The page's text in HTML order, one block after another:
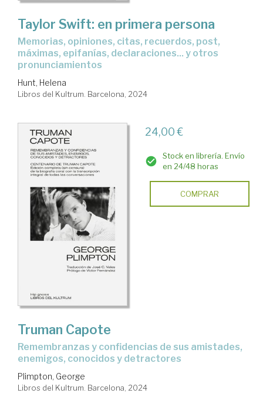
Taylor Swift: en primera persona
Memorias, opiniones, citas, recuerdos, post,
máximas, epifanías, declaraciones... y otros
pronunciamientos
Hunt, Helena
Libros del Kultrum. Barcelona, 2024
24,00 €
Stock en librería. Envío
en 24/48 horas
COMPRAR
Truman Capote
remembranzas y confidencias de sus amistades,
enemigos, conocidos y detractores
Plimpton, George
Libros del Kultrum. Barcelona, 2024